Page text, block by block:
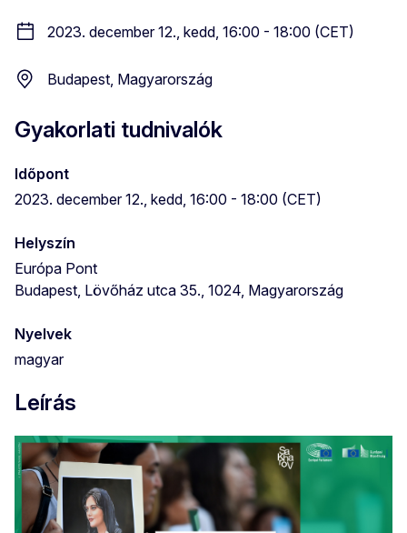
2023. december 12., kedd, 16:00 - 18:00 (CET)
Budapest, Magyarország
Gyakorlati tudnivalók
Időpont
2023. december 12., kedd, 16:00 - 18:00 (CET)
Helyszín
Európa Pont
Budapest, Lövőház utca 35., 1024, Magyarország
Nyelvek
magyar
Leírás